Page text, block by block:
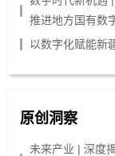
推进地方国有数
以数字化赋能新
原创洞察
未来产业 | 深度